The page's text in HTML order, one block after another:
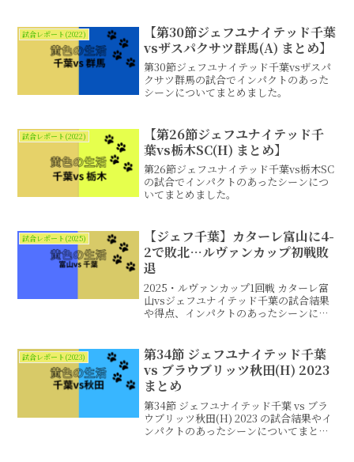
試合レポート(2022)
【第30節ジェフユナイテッド千葉
vsザスパクサツ群馬(A) まとめ】
第30節ジェフユナイテッド千葉vsザスパ
クサツ群馬の試合でインパクトのあった
シーンについてまとめました。
試合レポート(2022)
【第26節ジェフユナイテッド千
葉vs栃木SC(H) まとめ】
第26節ジェフユナイテッド千葉vs栃木SC
の試合でインパクトのあったシーンにつ
いてまとめました。
試合レポート(2025)
【ジェフ千葉】カターレ富山に4-
2で敗北…ルヴァンカップ初戦敗
退
2025・ルヴァンカップ1回戦 カターレ富
山vsジェフユナイテッド千葉の試合結果
や得点、インパクトのあったシーンにつ
試合レポート(2023)
第34節 ジェフユナイテッド千葉
vs ブラウブリッツ秋田(H) 2023
まとめ
第34節 ジェフユナイテッド千葉 vs ブラ
ウブリッツ秋田(H) 2023 の試合結果やイ
ンパクトのあったシーンについてまとめ